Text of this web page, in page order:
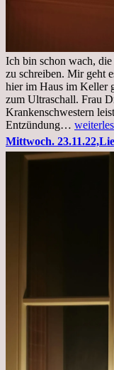
Ich bin schon wach,
zu schreiben. Mir geht
hier im Haus im Keller
zum Ultraschall. Frau
Krankenschwestern
Entzündung… Freitag,
Kleines
Mittwoch.